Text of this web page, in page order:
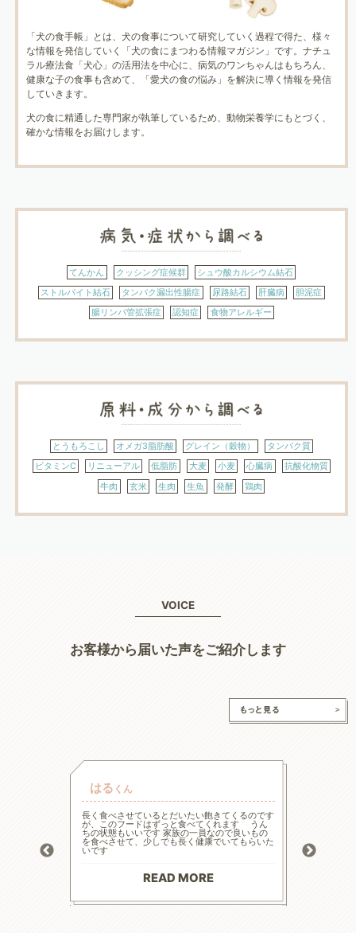
「犬の食手帳」とは、犬の食事について研究していく過程で得た、様々
な情報を発信していく「犬の食にまつわる情報マガジン」です。ナチュ
ラル療法食「犬心」の活用法を中心に、病気のワンちゃんはもちろん、
健康な子の食事も含めて、「愛犬の食の悩み」を解決に導く情報を発信
していきます。
犬の食に精通した専門家が執筆しているため、動物栄養学にもとづく、
確かな情報をお届けします。
てんかん クッシング症候群
シュウ酸カルシウム結石
ストルバイト結石
タンパク漏出性腸症 尿路結石 肝臓病
胆泥症
腸リンパ管拡張症
認知症 食物アレルギー
とうもろこし オメガ3脂肪酸 グレイン（穀物）
タンパク質
ビタミンC
リニューアル 低脂肪 大麦 小麦 心臓病
抗酸化物質
牛肉
玄米 生肉 生魚 発酵 鶏肉
VOICE
お客様から届いた声をご紹介します
はる くん
長く食べさせているとだいたい飽きてくるのです
が、このフードはずっと食べてくれます うん
ちの状態もいいです 家族の一員なので良いもの
を食べさせて、少しでも長く健康でいてもらいた
いです
READ MORE